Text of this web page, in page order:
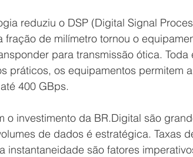
reduziu o DSP (Digital Signal
fração de milímetro tornou o
para transmissão ótica.
práticos, os equipamentos permitem
400 GBps.
o investimento da BR.Digital são
de dados é estratégica. Taxas
instantaneidade são fatores